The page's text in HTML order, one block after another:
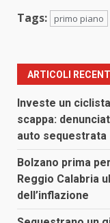
Tags: primo piano
ARTICOLI RECENTI
Investe un
scappa:
auto sequestrata
Bolzano prima
Reggio Calabria
dell’inflazione